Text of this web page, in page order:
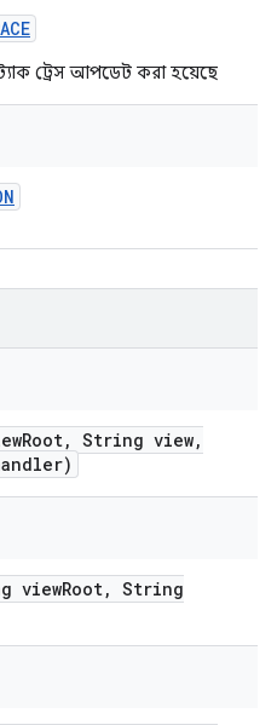
স্ট্যাক ট্রেস আপডেট করা হয়েছে
Root, String view,
viewRoot, String